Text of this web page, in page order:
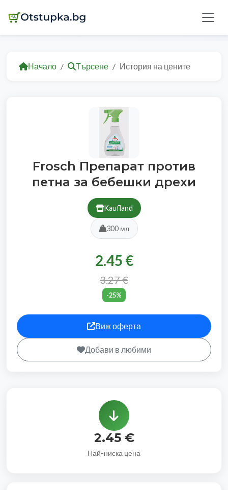
Начало Търсене История на цените
Frosch Препарат против
петна за бебешки дрехи
Kaufland
300 мл
2.45 €
3.27 €
-25%
Виж оферта
Добави в любими
2.45 €
Най-ниска цена